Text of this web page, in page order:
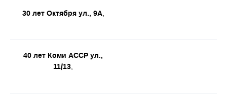
30 лет Октября ул., 9А,
40 лет Коми АССР ул.,
11/13,